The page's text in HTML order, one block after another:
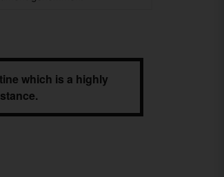
which is a highly